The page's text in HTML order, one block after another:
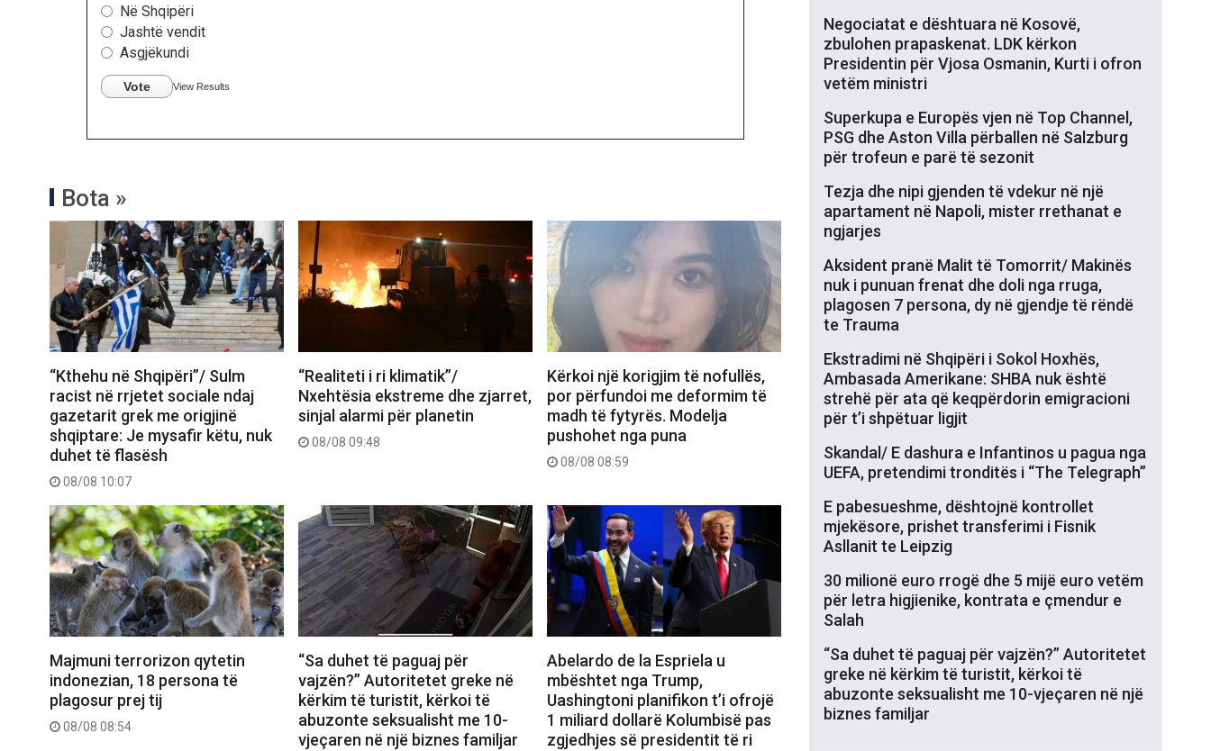
Në Shqipëri
Jashtë vendit
Asgjëkundi
Vote View Results
Bota »
“Kthehu në Shqipëri”/ Sulm
racist në rrjetet sociale ndaj
gazetarit grek me origjinë
shqiptare: Je mysafir këtu, nuk
duhet të flasësh
08/08 10:07
“Realiteti i ri klimatik”/
Nxehtësia ekstreme dhe zjarret,
sinjal alarmi për planetin
08/08 09:48
Kërkoi një korigjim të nofullës,
por përfundoi me deformim të
madh të fytyrës. Modelja
pushohet nga puna
08/08 08:59
Majmuni terrorizon qytetin
indonezian, 18 persona të
plagosur prej tij
08/08 08:54
“Sa duhet të paguaj për
vajzën?” Autoritetet greke në
kërkim të turistit, kërkoi të
abuzonte seksualisht me 10-
vjeçaren në një biznes familjar
Abelardo de la Espriela u
mbështet nga Trump,
Uashingtoni planifikon t’i ofrojë
1 miliard dollarë Kolumbisë pas
zgjedhjes së presidentit të ri
Negociatat e dështuara në Kosovë,
zbulohen prapaskenat. LDK kërkon
Presidentin për Vjosa Osmanin, Kurti i ofron
vetëm ministri
Superkupa e Europës vjen në Top Channel,
PSG dhe Aston Villa përballen në Salzburg
për trofeun e parë të sezonit
Tezja dhe nipi gjenden të vdekur në një
apartament në Napoli, mister rrethanat e
ngjarjes
Aksident pranë Malit të Tomorrit/ Makinës
nuk i punuan frenat dhe doli nga rruga,
plagosen 7 persona, dy në gjendje të rëndë
te Trauma
Ekstradimi në Shqipëri i Sokol Hoxhës,
Ambasada Amerikane: SHBA nuk është
strehë për ata që keqpërdorin emigracioni
për t’i shpëtuar ligjit
Skandal/ E dashura e Infantinos u pagua nga
UEFA, pretendimi tronditës i “The Telegraph”
E pabesueshme, dështojnë kontrollet
mjekësore, prishet transferimi i Fisnik
Asllanit te Leipzig
30 milionë euro rrogë dhe 5 mijë euro vetëm
për letra higjienike, kontrata e çmendur e
Salah
“Sa duhet të paguaj për vajzën?” Autoritetet
greke në kërkim të turistit, kërkoi të
abuzonte seksualisht me 10-vjeçaren në një
biznes familjar